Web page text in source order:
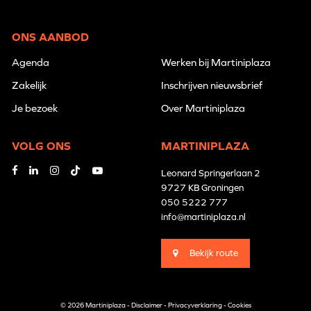
ONS AANBOD
Agenda
Zakelijk
Je bezoek
Werken bij Martiniplaza
Inschrijven nieuwsbrief
Over Martiniplaza
VOLG ONS MARTINIPLAZA
Leonard Springerlaan 2
9727 KB Groningen
050 5222 777
info@martiniplaza.nl
Bekijk route
© 2026 Martiniplaza -Disclaimer-Privacyverklaring-Cookies